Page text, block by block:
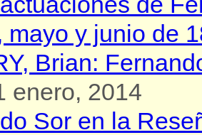
mayo y junio de
Brian:
enero, 2014
Sor en la